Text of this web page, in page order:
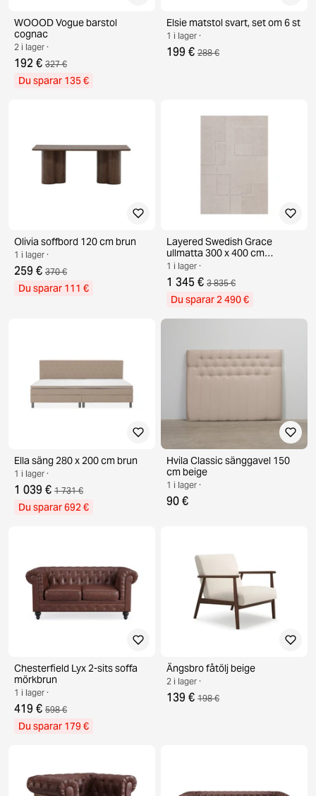
WOOOD Vogue barstol
cognac
2 i lager ·
192 € 327 €
Du sparar 135 €
Elsie matstol svart, set om 6 st
1 i lager ·
199 € 288 €
Olivia soffbord 120 cm brun
1 i lager ·
259 € 370 €
Du sparar 111 €
Layered Swedish Grace
ullmatta 300 x 400 cm
Oatmeal
1 i lager ·
1 345 € 3 835 €
Du sparar 2 490 €
Ella säng 280 x 200 cm brun
1 i lager ·
1 039 € 1 731 €
Du sparar 692 €
Hvila Classic sänggavel 150
cm beige
1 i lager ·
90 €
Chesterfield Lyx 2-sits soffa
mörkbrun
1 i lager ·
419 € 598 €
Du sparar 179 €
Ängsbro fåtölj beige
2 i lager ·
139 € 198 €